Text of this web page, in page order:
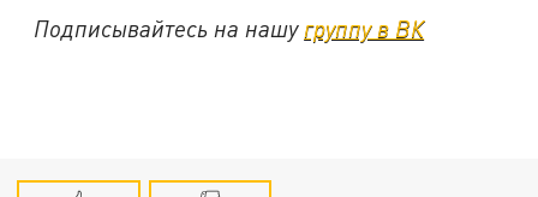
Подписывайтесь на нашу группу в ВК